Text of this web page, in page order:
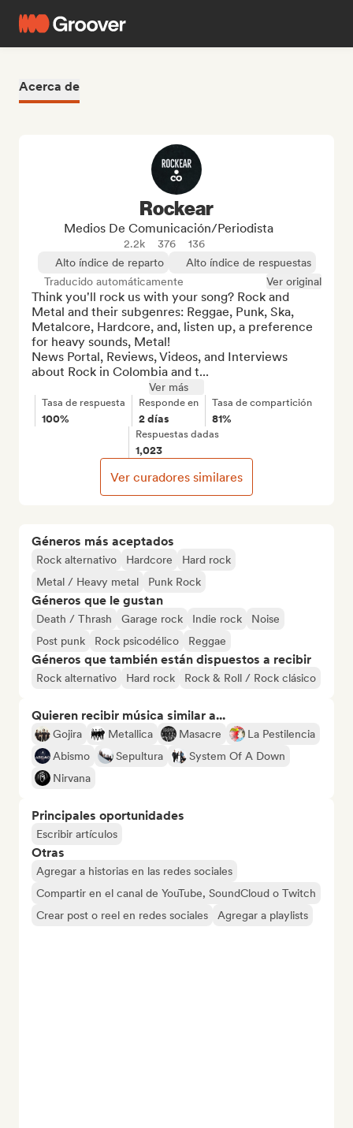
Acerca de
Géneros más aceptados
Rock alternativo Hardcore
Hard rock
Metal / Heavy metal
Punk Rock
Géneros que le gustan
Death / Thrash Garage rock Indie rock
Noise
Post punk
Rock psicodélico Reggae
Géneros que también están dispuestos a recibir
Rock alternativo Hard rock Rock & Roll / Rock clásico
Quieren recibir música similar a...
Gojira Metallica Masacre
La Pestilencia
Abismo
Sepultura
System Of A Down
Nirvana
Principales oportunidades
Escribir artículos
Otras
Agregar a historias en las redes sociales
Compartir en el canal de YouTube, SoundCloud o Twitch
Crear post o reel en redes sociales
Agregar a playlists
Rockear
Medios De Comunicación/Periodista
2.2k 376
136
Alto índice de reparto
Alto índice de respuestas
Traducido automáticamente
Ver original
Think you'll rock us with your song? Rock and
Metal and their subgenres: Reggae, Punk, Ska,
Metalcore, Hardcore, and, listen up, a preference
for heavy sounds, Metal!
News Portal, Reviews, Videos, and Interviews
about Rock in Colombia and t...
Ver más
Tasa de respuesta
100%
Responde en
2 días
Tasa de compartición
81%
Respuestas dadas
1,023
Ver curadores similares